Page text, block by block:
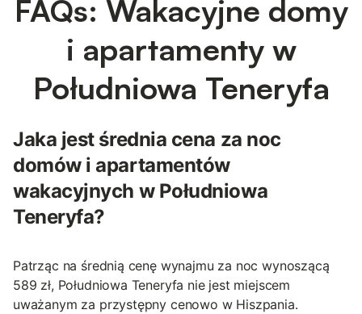
FAQs: Wakacyjne domy
i apartamenty w
Południowa Teneryfa
Jaka jest średnia cena za noc
domów i apartamentów
wakacyjnych w Południowa
Teneryfa?
Patrząc na średnią cenę wynajmu za noc wynoszącą
589 zł, Południowa Teneryfa nie jest miejscem
uważanym za przystępny cenowo w Hiszpania.